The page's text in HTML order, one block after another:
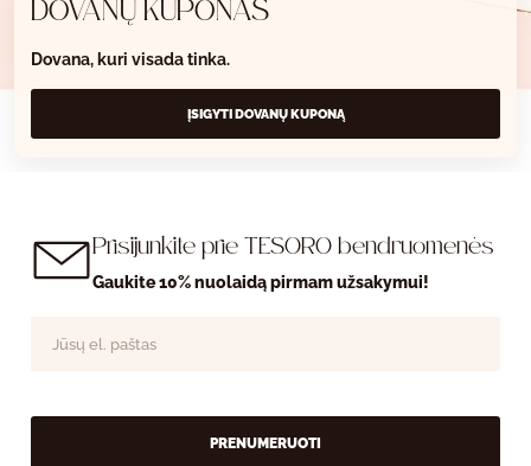
DOVANŲ KUPONAS
Dovana, kuri visada tinka.
ĮSIGYTI DOVANŲ KUPONĄ
Prisijunkite prie TESORO bendruomenės
Gaukite 10% nuolaidą pirmam užsakymui!
PRENUMERUOTI